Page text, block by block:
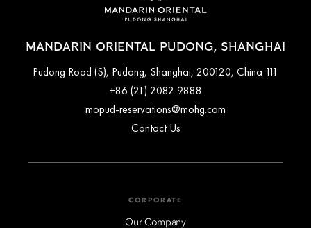
MANDARIN ORIENTAL PUDONG, SHANGHAI
111 Pudong Road (S), Pudong, Shanghai, 200120, China
+86 (21) 2082 9888
mopud-reservations@mohg.com
Contact Us
CORPORATE
Our Company